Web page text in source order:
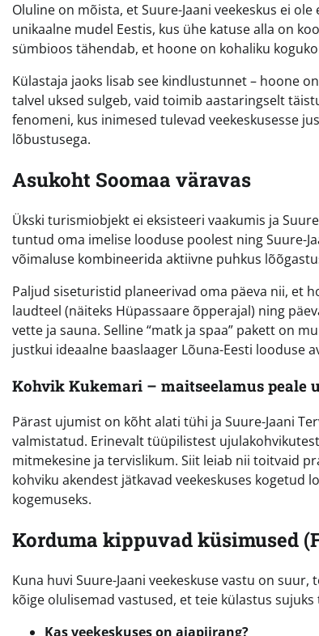
Oluline on mõista, et Suure-Jaani veekeskus ei
unikaalne mudel Eestis, kus ühe katuse alla on
sümbioos tähendab, et hoone on kohaliku
Külastaja jaoks lisab see kindlustunnet – hoone
talvel uksed sulgeb, vaid toimib aastaringselt
fenomeni, kus inimesed tulevad veekeskusesse
lõbustusega.
Asukoht Soomaa väravas
Ükski turismiobjekt ei eksisteeri vaakumis ja
tuntud oma imelise looduse poolest ning Suure-
võimaluse kombineerida aktiivne puhkus
Paljud siseturistid planeerivad oma päeva nii, et
laudteel (näiteks Hüpassaare õpperajal) ning
vette ja sauna. Selline “matk ja spaa” pakett on
justkui ideaalne baaslaager Lõuna-Eesti looduse
Kohvik Kukemari – maitseelamus peale
Pärast ujumist on kõht alati tühi ja Suure-Jaani
valmistatud. Erinevalt tüüpilistest
mitmekesine ja tervislikum. Siit leiab nii toitvaid
kohviku akendest jätkavad veekeskuses
kogemuseks.
Korduma kippuvad küsimused
Kuna huvi Suure-Jaani veekeskuse vastu on
kõige olulisemad vastused, et teie külastus
Kas veekeskuses on ajapiirang?